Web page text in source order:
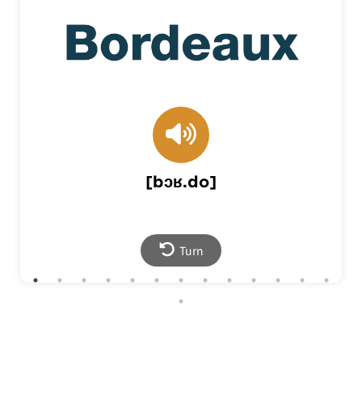
[bɔʁ.do]
Turn
Bordeaux (city in southwestern France)
Back